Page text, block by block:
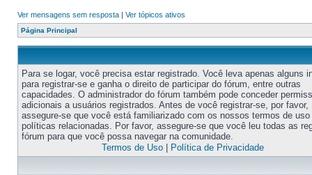
Ver mensagens sem resposta | Ver tópicos ativos
Página Principal
Para se logar, você precisa estar registrado. Você leva apenas alguns
para registrar-se e ganha o direito de participar do fórum, entre outras
capacidades. O administrador do fórum também pode conceder
adicionais a usuários registrados. Antes de você registrar-se, por favor,
assegure-se que você está familiarizado com os nossos termos de uso
políticas relacionadas. Por favor, assegure-se que você leu todas as
fórum para que você possa navegar na comunidade.
Termos de Uso
Política de Privacidade